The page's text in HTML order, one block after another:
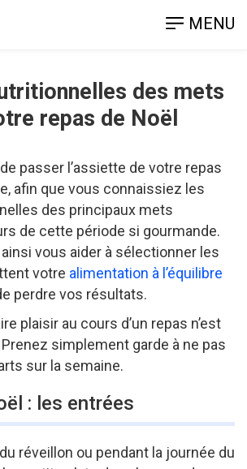
MENU
des mets
repas de Noël
passer l’assiette de votre repas
afin que vous connaissiez les
des principaux mets
de cette période si gourmande.
vous aider à sélectionner les
votre alimentation à l’équilibre
perdre vos résultats.
plaisir au cours d’un repas n’est
simplement garde à ne pas
sur la semaine.
: les entrées
réveillon ou pendant la journée du